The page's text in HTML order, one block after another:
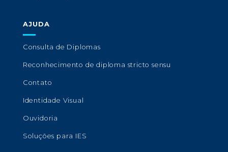
AJUDA
Consulta de Diplomas
Reconhecimento de diploma stricto sensu
Contato
Identidade Visual
Ouvidoria
Soluções para IES